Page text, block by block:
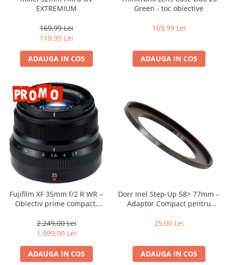
Accesorii diverse
EXTREMIUM
169,99 Lei
119,99 Lei
ADAUGA IN COS
Green - toc obiective
169,99 Lei
ADAUGA IN COS
Fujifilm XF 35mm f/2 R WR –
Obiectiv prime compact,
intemperii pentru fotografie
de zi cu zi
2.249,00 Lei
1.999,00 Lei
ADAUGA IN COS
Dorr Inel Step-Up 58> 77mm –
Adaptor Compact pentru
25,00 Lei
ADAUGA IN COS